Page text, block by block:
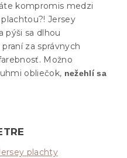
kompromis medzi
Jersey
pýši sa dlhou
za správnych
Možno
obliečok, nežehlí sa
plachty